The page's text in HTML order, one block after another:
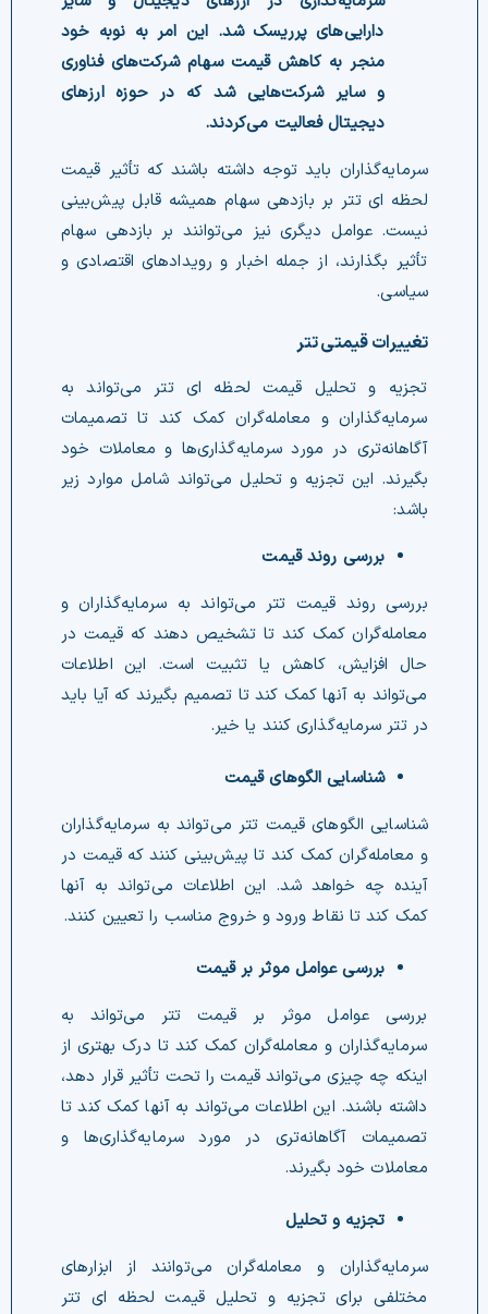
دارایی‌های پرریسک شد. این امر به نوبه خود
منجر به کاهش قیمت سهام شرکت‌های فناوری
و سایر شرکت‌هایی شد که در حوزه ارزهای
دیجیتال فعالیت می‌کردند.
سرمایه‌گذاران باید توجه داشته باشند که تأثیر قیمت
لحظه ای تتر بر بازدهی سهام همیشه قابل پیش‌بینی
نیست. عوامل دیگری نیز می‌توانند بر بازدهی سهام
تأثیر بگذارند، از جمله اخبار و رویدادهای اقتصادی و
سیاسی.
تغییرات قیمتی تتر
تجزیه و تحلیل قیمت لحظه ای تتر می‌تواند به
سرمایه‌گذاران و معامله‌گران کمک کند تا تصمیمات
آگاهانه‌تری در مورد سرمایه‌گذاری‌ها و معاملات خود
بگیرند. این تجزیه و تحلیل می‌تواند شامل موارد زیر
باشد:
بررسی روند قیمت
بررسی روند قیمت تتر می‌تواند به سرمایه‌گذاران و
معامله‌گران کمک کند تا تشخیص دهند که قیمت در
حال افزایش، کاهش یا تثبیت است. این اطلاعات
می‌تواند به آنها کمک کند تا تصمیم بگیرند که آیا باید
در تتر سرمایه‌گذاری کنند یا خیر.
شناسایی الگوهای قیمت
شناسایی الگوهای قیمت تتر می‌تواند به سرمایه‌گذاران
و معامله‌گران کمک کند تا پیش‌بینی کنند که قیمت در
آینده چه خواهد شد. این اطلاعات می‌تواند به آنها
کمک کند تا نقاط ورود و خروج مناسب را تعیین کنند.
بررسی عوامل موثر بر قیمت
بررسی عوامل موثر بر قیمت تتر می‌تواند به
سرمایه‌گذاران و معامله‌گران کمک کند تا درک بهتری از
اینکه چه چیزی می‌تواند قیمت را تحت تأثیر قرار دهد،
داشته باشند. این اطلاعات می‌تواند به آنها کمک کند تا
تصمیمات آگاهانه‌تری در مورد سرمایه‌گذاری‌ها و
معاملات خود بگیرند.
تجزیه و تحلیل
سرمایه‌گذاران و معامله‌گران می‌توانند از ابزارهای
مختلفی برای تجزیه و تحلیل قیمت لحظه ای تتر